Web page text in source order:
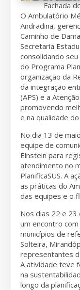
Fachada
O Ambulatório
Andradina,
Caminho de
Secretaria
consolidando
do Programa
organização da
da integração
(APS) e a
promovendo
e na qualidade
No dia 13 de
equipe de
Einstein para
atendimento no
PlanificaSUS. A
as práticas do
das equipes e o
Nos dias 22 e 23
um encontro
municípios de
Solteira,
representantes
A atividade teve
na
longo da